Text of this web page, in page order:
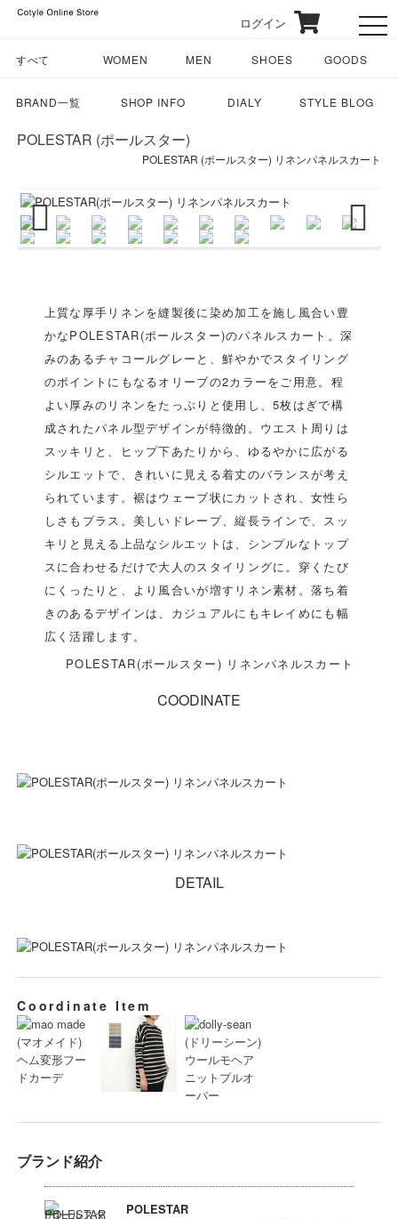
ログイン
すべて WOMEN MEN SHOES GOODS
BRAND一覧 SHOP INFO DIALY STYLE BLOG
POLESTAR (ポールスター)
POLESTAR (ポールスター) リネンパネルスカート
Previous Next
上質な厚手リネンを縫製後に染め加工を施し風合い豊
かなPOLESTAR(ポールスター)のパネルスカート。深
みのあるチャコールグレーと、鮮やかでスタイリング
のポイントにもなるオリーブの2カラーをご用意。程
よい厚みのリネンをたっぷりと使用し、5枚はぎで構
成されたパネル型デザインが特徴的。ウエスト周りは
スッキリと、ヒップ下あたりから、ゆるやかに広がる
シルエットで、きれいに見える着丈のバランスが考え
られています。裾はウェーブ状にカットされ、女性ら
しさもプラス。美しいドレープ、縦長ラインで、スッ
キリと見える上品なシルエットは、シンプルなトップ
スに合わせるだけで大人のスタイリングに。穿くたび
にくったりと、より風合いが増すリネン素材。落ち着
きのあるデザインは、カジュアルにもキレイめにも幅
広く活躍します。
POLESTAR(ポールスター) リネンパネルスカート
COODINATE
DETAIL
Coordinate Item
ブランド紹介
POLESTAR